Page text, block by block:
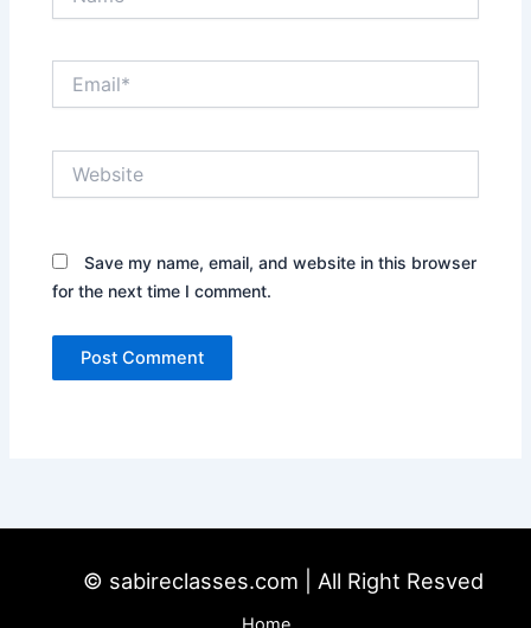
Save my name, email, and website in this browser
for the next time I comment.
© sabireclasses.com | All Right Resved